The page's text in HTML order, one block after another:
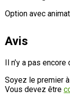
Option avec
Avis
Il n’y a pas encore
Soyez le premier
Vous devez être